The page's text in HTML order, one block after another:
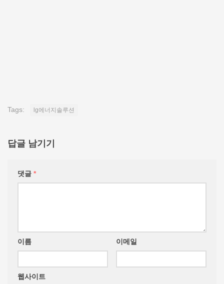
Tags: lg에너지솔루션
답글 남기기
댓글 *
이름 이메일
웹사이트